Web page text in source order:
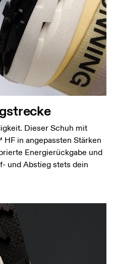
Dieser Schuh mit
in angepassten Stärken
Energierückgabe und
und Abstieg stets dein